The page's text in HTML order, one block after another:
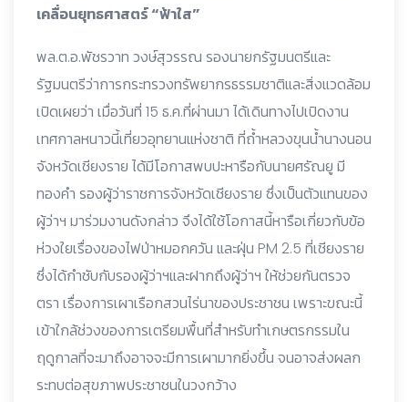
เคลื่อนยุทธศาสตร์ “ฟ้าใส”
พล.ต.อ.พัชรวาท วงษ์สุวรรณ รองนายกรัฐมนตรีและ
รัฐมนตรีว่าการกระทรวงทรัพยากรธรรมชาติและสิ่งแวดล้อม
เปิดเผยว่า เมื่อวันที่ 15 ธ.ค.ที่ผ่านมา ได้เดินทางไปเปิดงาน
เทศกาลหนาวนี้เที่ยวอุทยานแห่งชาติ ที่ถ้ำหลวงขุนน้ำนางนอน
จังหวัดเชียงราย ได้มีโอกาสพบปะหารือกับนายศรัณยู มี
ทองคำ รองผู้ว่าราชการจังหวัดเชียงราย ซึ่งเป็นตัวแทนของ
ผู้ว่าฯ มาร่วมงานดังกล่าว จึงได้ใช้โอกาสนี้หารือเกี่ยวกับข้อ
ห่วงใยเรื่องของไฟป่าหมอกควัน และฝุ่น PM 2.5 ที่เชียงราย
ซึ่งได้กำชับกับรองผู้ว่าฯและฝากถึงผู้ว่าฯ ให้ช่วยกันตรวจ
ตรา เรื่องการเผาเรือกสวนไร่นาของประชาชน เพราะขณะนี้
เข้าใกล้ช่วงของการเตรียมพื้นที่สำหรับทำเกษตรกรรมใน
ฤดูกาลที่จะมาถึงอาจจะมีการเผามากยิ่งขึ้น จนอาจส่งผลก
ระทบต่อสุขภาพประชาชนในวงกว้าง